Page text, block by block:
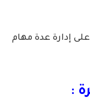
إدارة عدة مهام
: